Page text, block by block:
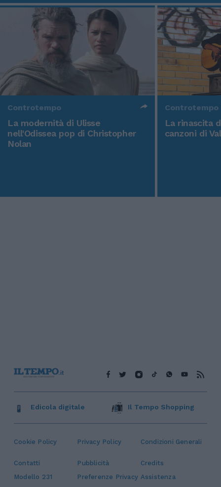
Controtempo
La modernità di Ulisse
nell'Odissea pop di Christopher
Nolan
Controtempo
La rinascita
canzoni di
Cookie Policy Privacy Policy Condizioni Generali
Contatti Pubblicità
Credits
Modello 231
Preferenze Privacy Assistenza
Edicola digitale Il Tempo Shopping